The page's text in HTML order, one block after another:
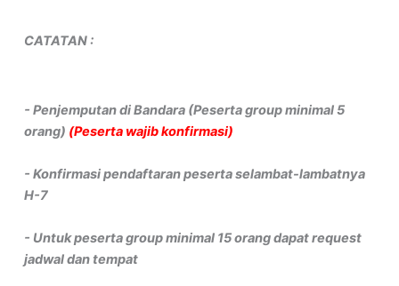
CATATAN :
- Penjemputan di Bandara (Peserta group minimal 5
orang) (Peserta wajib konfirmasi)
- Konfirmasi pendaftaran peserta selambat-lambatnya
H-7
- Untuk peserta group minimal 15 orang dapat request
jadwal dan tempat